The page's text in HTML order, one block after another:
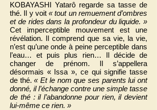
KOBAYASHI Yatarô regarde sa tasse de
thé. Il y voit « tout un remuement d’ombres
et de rides dans la profondeur du liquide. »
Cet imperceptible mouvement est une
révélation. Il comprend que sa vie, la vie,
n’est qu’une onde à peine perceptible dans
l’eau… et puis plus rien… Il décide de
changer de prénom. Il s’appellera
désormais « Issa », ce qui signifie tasse
de thé.« Et le nom que ses parents lui ont
donné, il l’échange contre une simple tasse
de thé : il l’abandonne pour rien, il devient
lui-même ce rien. »